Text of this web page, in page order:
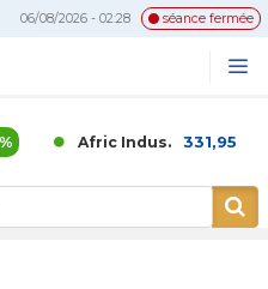
06/08/2026 - 02:28 séance fermée
Afric Indus. 331,95